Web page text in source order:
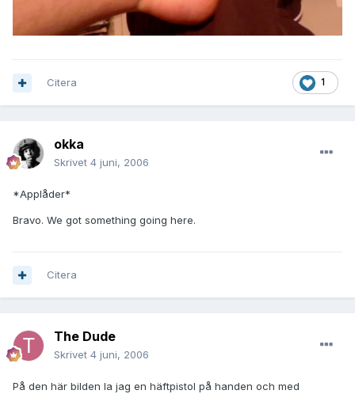
1
Citera
okka
Skrivet 4 juni, 2006
*Applåder*
Bravo. We got something going here.
Citera
The Dude
Skrivet 4 juni, 2006
På den här bilden la jag en häftpistol på handen och med